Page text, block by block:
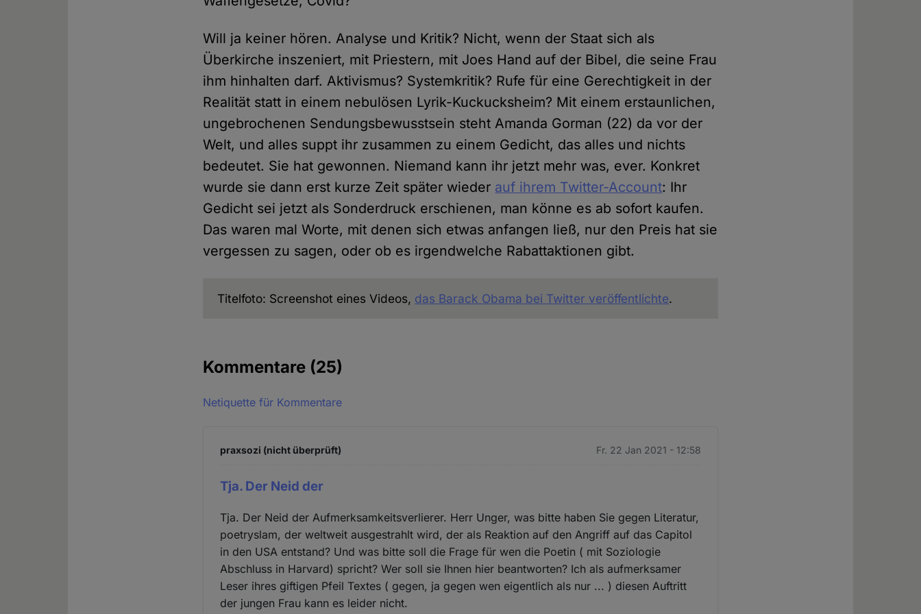
Will ja keiner hören. Analyse und Kritik? Nicht, wenn der Staat sich als
Überkirche inszeniert, mit Priestern, mit Joes Hand auf der Bibel, die seine Frau
ihm hinhalten darf. Aktivismus? Systemkritik? Rufe für eine Gerechtigkeit in der
Realität statt in einem nebulösen Lyrik-Kuckucksheim? Mit einem erstaunlichen,
ungebrochenen Sendungsbewusstsein steht Amanda Gorman (22) da vor der
Welt, und alles suppt ihr zusammen zu einem Gedicht, das alles und nichts
bedeutet. Sie hat gewonnen. Niemand kann ihr jetzt mehr was, ever. Konkret
wurde sie dann erst kurze Zeit später wieder auf ihrem Twitter-Account: Ihr
Gedicht sei jetzt als Sonderdruck erschienen, man könne es ab sofort kaufen.
Das waren mal Worte, mit denen sich etwas anfangen ließ, nur den Preis hat sie
vergessen zu sagen, oder ob es irgendwelche Rabattaktionen gibt.
Titelfoto: Screenshot eines Videos, das Barack Obama bei Twitter veröffentlichte.
Kommentare (25)
Netiquette für Kommentare
praxsozi (nicht überprüft) Fr. 22 Jan 2021 - 12:58
Tja. Der Neid der
Tja. Der Neid der Aufmerksamkeitsverlierer. Herr Unger, was bitte haben Sie gegen Literatur,
poetryslam, der weltweit ausgestrahlt wird, der als Reaktion auf den Angriff auf das Capitol
in den USA entstand? Und was bitte soll die Frage für wen die Poetin ( mit Soziologie
Abschluss in Harvard) spricht? Wer soll sie Ihnen hier beantworten? Ich als aufmerksamer
Leser ihres giftigen Pfeil Textes ( gegen, ja gegen wen eigentlich als nur ... ) diesen Auftritt
der jungen Frau kann es leider nicht.